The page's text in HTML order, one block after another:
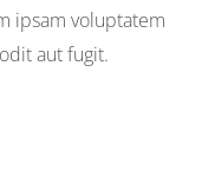
ipsam voluptatem
aut fugit.